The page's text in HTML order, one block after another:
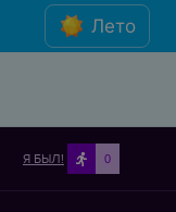
Лето
Я БЫЛ! 0